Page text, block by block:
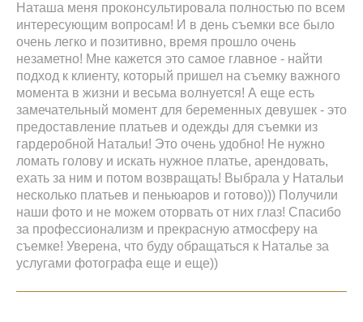
Наташа меня проконсультировала полностью по всем
интересующим вопросам! И в день съемки все было
очень легко и позитивно, время прошло очень
незаметно! Мне кажется это самое главное - найти
подход к клиенту, который пришел на съемку важного
момента в жизни и весьма волнуется! А еще есть
замечательный момент для беременных девушек - это
предоставление платьев и одежды для съемки из
гардеробной Натальи! Это очень удобно! Не нужно
ломать голову и искать нужное платье, арендовать,
ехать за ним и потом возвращать! Выбрала у Натальи
несколько платьев и пеньюаров и готово))) Получили
наши фото и не можем оторвать от них глаз! Спасибо
за профессионализм и прекрасную атмосферу на
съемке! Уверена, что буду обращаться к Наталье за
услугами фотографа еще и еще))